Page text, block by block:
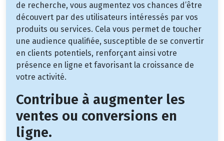
de recherche, vous augmentez vos chances d’être
découvert par des utilisateurs intéressés par vos
produits ou services. Cela vous permet de toucher
une audience qualifiée, susceptible de se convertir
en clients potentiels, renforçant ainsi votre
présence en ligne et favorisant la croissance de
votre activité.
Contribue à augmenter les
ventes ou conversions en
ligne.